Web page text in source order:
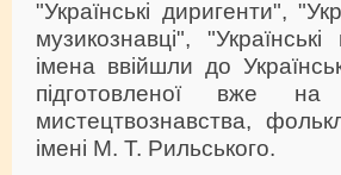
"Українські диригенти",
музикознавці", "Українські
імена ввійшли до
підготовленої вже
мистецтвознавства,
імені М. Т. Рильського.